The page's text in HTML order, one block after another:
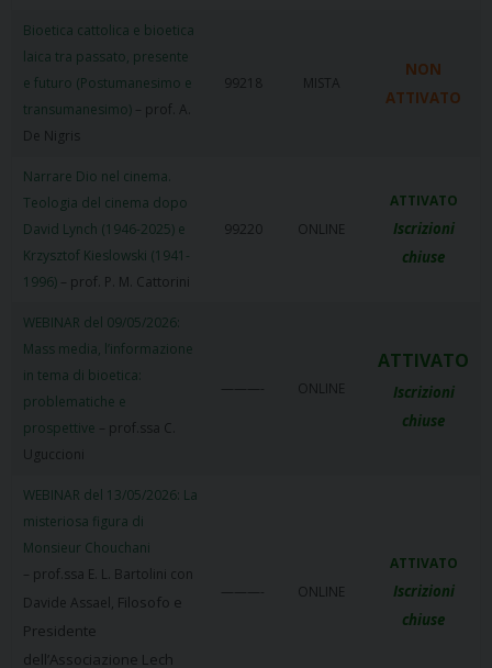
Bioetica cattolica e bioetica
laica tra passato, presente
e futuro (Postumanesimo e
transumanesimo) – prof. A.
De Nigris
99218 MISTA
NON
ATTIVATO
Narrare Dio nel cinema.
Teologia del cinema dopo
David Lynch (1946-2025) e
Krzysztof Kieslowski (1941-
1996) – prof. P. M. Cattorini
99220 ONLINE
ATTIVATO
Iscrizioni
chiuse
WEBINAR del 09/05/2026:
Mass media, l’informazione
in tema di bioetica:
problematiche e
prospettive – prof.ssa C.
Uguccioni
ONLINE
ATTIVATO
Iscrizioni
chiuse
WEBINAR del 13/05/2026: La
misteriosa figura di
Monsieur Chouchani
– prof.ssa E. L. Bartolini con
Davide Assael, Filosofo e
Presidente
dell’Associazione Lech
———- ONLINE
ATTIVATO
Iscrizioni
chiuse